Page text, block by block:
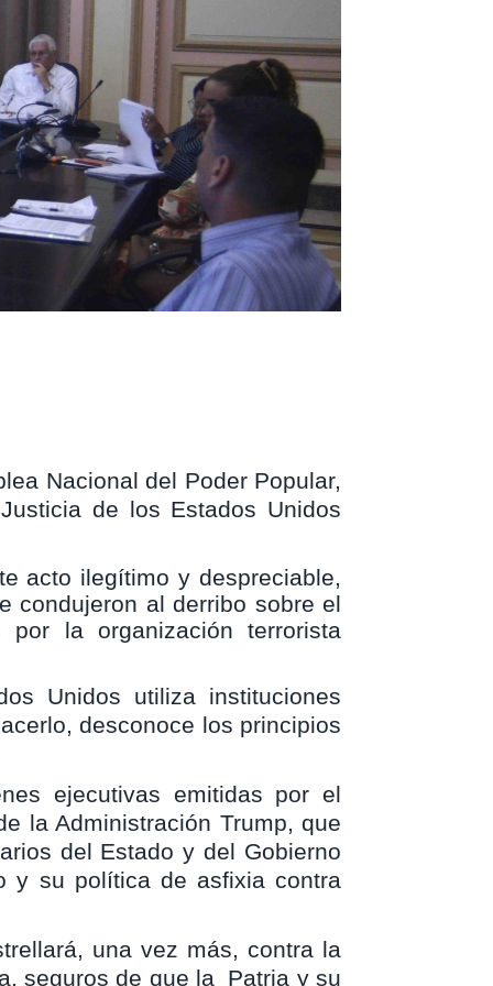
Nacional del Poder Popular,
de los Estados Unidos
acto ilegítimo y despreciable,
condujeron al derribo sobre el
la organización terrorista
Unidos utiliza instituciones
desconoce los principios
ejecutivas emitidas por el
la Administración Trump, que
del Estado y del Gobierno
y su política de asfixia contra
una vez más, contra la
seguros de que la Patria y su